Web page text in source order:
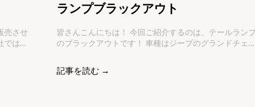
ランプブラックアウト
皆さんこんにちは！ 今回ご紹介するのは、テールランプ
のブラックアウトです！ 車種はジープのグランドチェロ
るのでテールランプもブラックアウトしたいというご相
談でした。 すでにカッコいいのですが、さらにカッコよ
記事を読む →